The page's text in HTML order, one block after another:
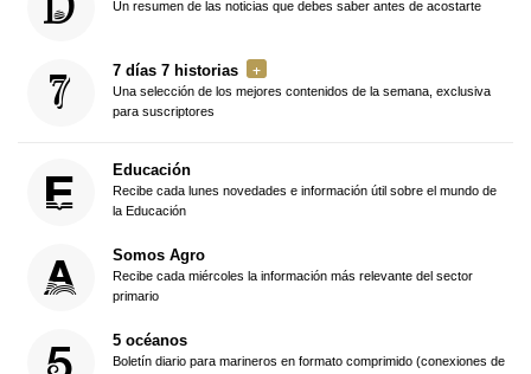
Un resumen de las noticias que debes saber antes de acostarte
7 días 7 historias
Una selección de los mejores contenidos de la semana, exclusiva
para suscriptores
Educación
Recibe cada lunes novedades e información útil sobre el mundo de
la Educación
Somos Agro
Recibe cada miércoles la información más relevante del sector
primario
5 océanos
Boletín diario para marineros en formato comprimido (conexiones de